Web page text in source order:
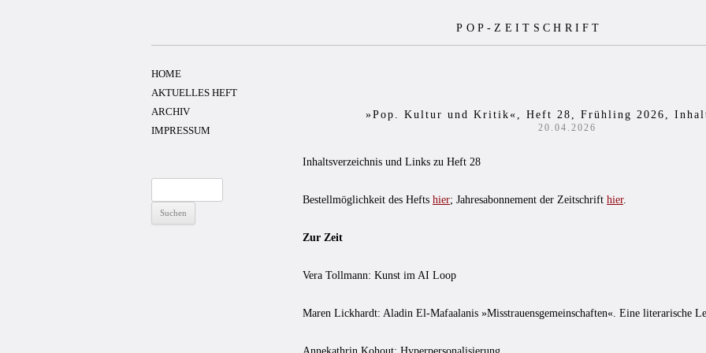
POP-ZEITSCHRIFT
»Pop. Kultur und Kritik«, Heft 28, Frühling 2026,
20.04.2026
Inhaltsverzeichnis und Links zu Heft 28
Bestellmöglichkeit des Hefts hier; Jahresabonnement der Zeitschrift hier.
Zur Zeit
Vera Tollmann: Kunst im AI Loop
Maren Lickhardt: Aladin El-Mafaalanis »Misstrauensgemeinschaften«. Eine literarische
HOME
AKTUELLES HEFT
ARCHIV
IMPRESSUM
nach: